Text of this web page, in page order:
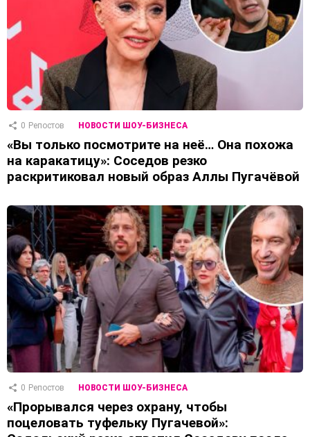
0 Репостов НОВОСТИ ШОУ-БИЗНЕСА
«Вы только посмотрите на неё… Она похожа
на каракатицу»: Соседов резко
раскритиковал новый образ Аллы Пугачёвой
0 Репостов НОВОСТИ ШОУ-БИЗНЕСА
«Прорывался через охрану, чтобы
поцеловать туфельку Пугачевой»: